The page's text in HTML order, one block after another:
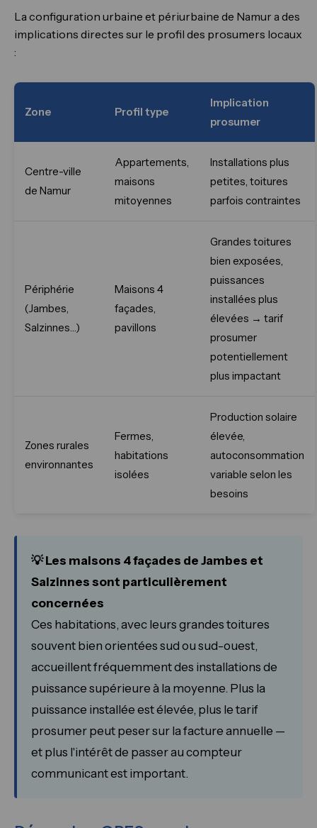
La configuration urbaine et périurbaine de Namur a des
implications directes sur le profil des prosumers locaux
:
Zone Profil type
Implication
prosumer
Centre-ville
de Namur
Appartements,
maisons
mitoyennes
Installations plus
petites, toitures
parfois contraintes
Périphérie
(Jambes,
Salzinnes…)
Maisons 4
façades,
pavillons
Grandes toitures
bien exposées,
puissances
installées plus
élevées → tarif
prosumer
potentiellement
plus impactant
Zones rurales
environnantes
Fermes,
habitations
isolées
Production solaire
élevée,
autoconsommation
variable selon les
besoins
💡 Les maisons 4 façades de Jambes et
Salzinnes sont particulièrement
concernées
Ces habitations, avec leurs grandes toitures
souvent bien orientées sud ou sud-ouest,
accueillent fréquemment des installations de
puissance supérieure à la moyenne. Plus la
puissance installée est élevée, plus le tarif
prosumer peut peser sur la facture annuelle —
et plus l'intérêt de passer au compteur
communicant est important.